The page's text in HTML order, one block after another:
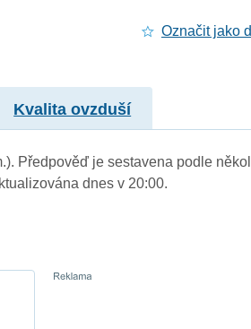
Označit jako
Kvalita ovzduší
Předpověď je sestavena podle
dnes v 20:00.